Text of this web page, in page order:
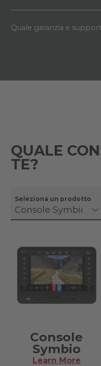
Quale garanzia e
QUALE
TE?
Seleziona un prodotto
Console
Symbio
Learn More